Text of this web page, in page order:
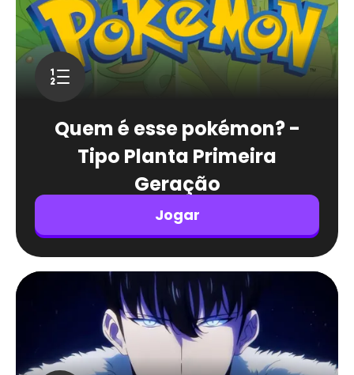
Quem é esse pokémon? -
Tipo Planta Primeira
Geração
Jogar